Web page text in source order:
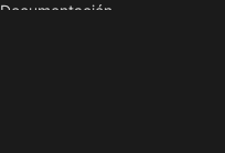
Documentación